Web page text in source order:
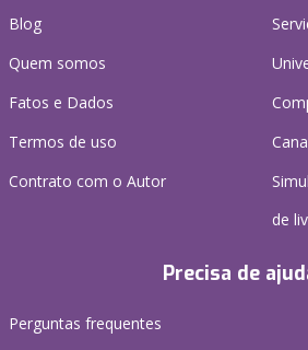
Blog
Quem somos
Fatos e Dados
Termos de uso
Contrato com o Autor
de
Precisa de
Perguntas frequentes